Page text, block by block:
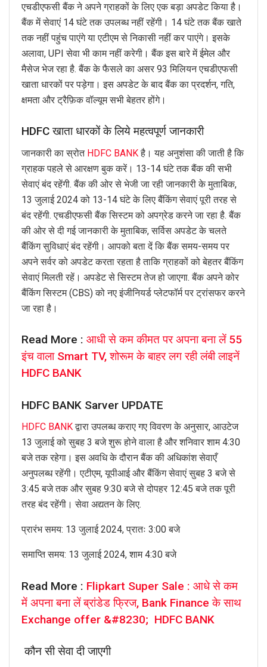
एचडीएफसी बैंक ने अपने ग्राहकों के लिए एक बड़ा अपडेट किया है।
बैंक में सेवाएं 14 घंटे तक उपलब्ध नहीं रहेंगी। 14 घंटे तक बैंक खाते
तक नहीं पहुंच पाएंगे या एटीएम से निकासी नहीं कर पाएंगे। इसके
अलावा, UPI सेवा भी काम नहीं करेगी। बैंक इस बारे में ईमेल और
मैसेज भेज रहा है. बैंक के फैसले का असर 93 मिलियन एचडीएफसी
खाता धारकों पर पड़ेगा। इस अपडेट के बाद बैंक का प्रदर्शन, गति,
क्षमता और ट्रैफ़िक वॉल्यूम सभी बेहतर होंगे।
HDFC खाता धारकों के लिये महत्वपूर्ण जानकारी
जानकारी का स्रोत HDFC BANKहै। यह अनुशंसा की जाती है कि
ग्राहक पहले से आरक्षण बुक करें। 13-14 घंटे तक बैंक की सभी
सेवाएं बंद रहेंगी. बैंक की ओर से भेजी जा रही जानकारी के मुताबिक,
13 जुलाई 2024 को 13-14 घंटे के लिए बैंकिंग सेवाएं पूरी तरह से
बंद रहेंगी. एचडीएफसी बैंक सिस्टम को अपग्रेड करने जा रहा है. बैंक
की ओर से दी गई जानकारी के मुताबिक, सर्विस अपडेट के चलते
बैंकिंग सुविधाएं बंद रहेंगी। आपको बता दें कि बैंक समय-समय पर
अपने सर्वर को अपडेट करता रहता है ताकि ग्राहकों को बेहतर बैंकिंग
सेवाएं मिलती रहें। अपडेट से सिस्टम तेज हो जाएगा. बैंक अपने कोर
बैंकिंग सिस्टम (CBS) को नए इंजीनियर्ड प्लेटफॉर्म पर ट्रांसफर करने
जा रहा है।
Read More : आधी से कम कीमत पर अपना बना लें 55
इंच वाला Smart TV, शोरूम के बाहर लग रही लंबी लाइनें
HDFC BANK
HDFC BANK Sarver UPDATE
HDFC BANKद्वारा उपलब्ध कराए गए विवरण के अनुसार, आउटेज
13 जुलाई को सुबह 3 बजे शुरू होने वाला है और शनिवार शाम 4:30
बजे तक रहेगा। इस अवधि के दौरान बैंक की अधिकांश सेवाएँ
अनुपलब्ध रहेंगी। एटीएम, यूपीआई और बैंकिंग सेवाएं सुबह 3 बजे से
3:45 बजे तक और सुबह 9:30 बजे से दोपहर 12:45 बजे तक पूरी
तरह बंद रहेंगी। सेवा अद्यतन के लिए.
प्रारंभ समय: 13 जुलाई 2024, प्रातः 3:00 बजे
समाप्ति समय: 13 जुलाई 2024, शाम 4:30 बजे
Read More : Flipkart Super Sale : आधे से कम
में अपना बना लें ब्रांडेड फ्रिज, Bank Finance के साथ
Exchange offer &#8230; HDFC BANK
कौन सी सेवा दी जाएगी